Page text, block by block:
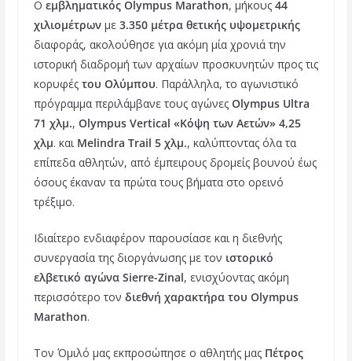
Ο εμβληματικός Olympus Marathon, μήκους 44
χιλιομέτρωνμε 3.350 μέτρα θετικής υψομετρικής
διαφοράς, ακολούθησε για ακόμη μία χρονιά την
ιστορική διαδρομή των αρχαίων προσκυνητών προς τις
κορυφές του Ολύμπου. Παράλληλα, το αγωνιστικό
πρόγραμμα περιλάμβανε τους αγώνες Olympus Ultra
71 χλμ., Olympus Vertical «Κόψη των Αετών» 4,25
χλμ. και Melindra Trail 5 χλμ., καλύπτοντας όλα τα
επίπεδα αθλητών, από έμπειρους δρομείς βουνού έως
όσους έκαναν τα πρώτα τους βήματα στο ορεινό
τρέξιμο.
Ιδιαίτερο ενδιαφέρον παρουσίασε και η διεθνής
συνεργασία της διοργάνωσης με τον ιστορικό
ελβετικό αγώνα Sierre-Zinal, ενισχύοντας ακόμη
περισσότερο τον διεθνή χαρακτήρα του Olympus
Marathon.
Τον Όμιλό μας εκπροσώπησε ο αθλητής μας Πέτρος